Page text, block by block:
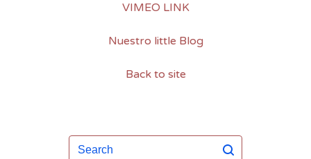
VIMEO LINK
Nuestro little Blog
Back to site
Search